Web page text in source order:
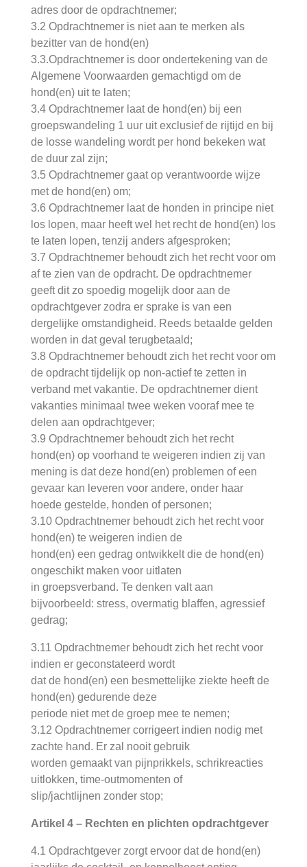
adres door de opdrachtnemer;
3.2 Opdrachtnemer is niet aan te merken als
bezitter van de hond(en)
3.3.Opdrachtnemer is door ondertekening van de
Algemene Voorwaarden gemachtigd om de
hond(en) uit te laten;
3.4 Opdrachtnemer laat de hond(en) bij een
groepswandeling 1 uur uit exclusief de rijtijd en bij
de losse wandeling wordt per hond bekeken wat
de duur zal zijn;
3.5 Opdrachtnemer gaat op verantwoorde wijze
met de hond(en) om;
3.6 Opdrachtnemer laat de honden in principe niet
los lopen, maar heeft wel het recht de hond(en) los
te laten lopen, tenzij anders afgesproken;
3.7 Opdrachtnemer behoudt zich het recht voor om
af te zien van de opdracht. De opdrachtnemer
geeft dit zo spoedig mogelijk door aan de
opdrachtgever zodra er sprake is van een
dergelijke omstandigheid. Reeds betaalde gelden
worden in dat geval terugbetaald;
3.8 Opdrachtnemer behoudt zich het recht voor om
de opdracht tijdelijk op non-actief te zetten in
verband met vakantie. De opdrachtnemer dient
vakanties minimaal twee weken vooraf mee te
delen aan opdrachtgever;
3.9 Opdrachtnemer behoudt zich het recht
hond(en) op voorhand te weigeren indien zij van
mening is dat deze hond(en) problemen of een
gevaar kan leveren voor andere, onder haar
hoede gestelde, honden of personen;
3.10 Opdrachtnemer behoudt zich het recht voor
hond(en) te weigeren indien de
hond(en) een gedrag ontwikkelt die de hond(en)
ongeschikt maken voor uitlaten
in groepsverband. Te denken valt aan
bijvoorbeeld: stress, overmatig blaffen, agressief
gedrag;
3.11 Opdrachtnemer behoudt zich het recht voor
indien er geconstateerd wordt
dat de hond(en) een besmettelijke ziekte heeft de
hond(en) gedurende deze
periode niet met de groep mee te nemen;
3.12 Opdrachtnemer corrigeert indien nodig met
zachte hand. Er zal nooit gebruik
worden gemaakt van pijnprikkels, schrikreacties
uitlokken, time-outmomenten of
slip/jachtlijnen zonder stop;
Artikel 4 – Rechten en plichten opdrachtgever
4.1 Opdrachtgever zorgt ervoor dat de hond(en)